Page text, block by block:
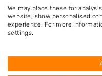
Driebergen-
Bilthoven
Den Dolder
Austerlitz
Groenekan
We may place these for
website, show personalised
experience. For more
settings.